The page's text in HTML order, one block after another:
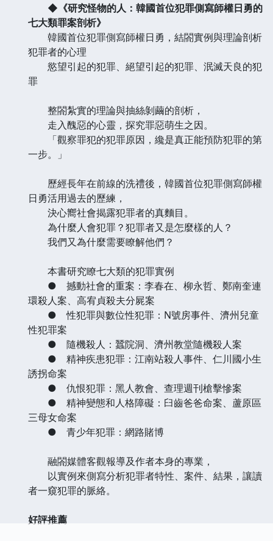
◆《研究怪物的人：韓國首位犯罪側寫師權日勇的
七大類罪案剖析》
韓國首位犯罪側寫師權日勇，結閤實例與理論剖析
犯罪者的心理
慾望引起的犯罪、絕望引起的犯罪、泯滅天良的犯
罪
整閤紮實的理論與抽絲剝繭的剖析，
走入醜惡的心靈，探究罪惡萌生之因。
「觀察罪犯的犯罪原因，纔是真正能預防犯罪的第
一步。」
歷經長年在前線的洗禮後，韓國首位犯罪側寫師權
日勇活用過去的歷練，
決心嚮社會揭露犯罪者的真麵目。
為什麼人會犯罪？犯罪者又是怎麼樣的人？
我們又為什麼需要瞭解他們？
本書研究瞭七大類的犯罪實例
● 撼動社會的重案：李春在、柳永哲、鄭南奎連
環殺人案、高宥貞殺夫分屍案
● 性犯罪與數位性犯罪：N號房事件、濟州兒童
性犯罪案
● 隨機殺人：蠶院洞、濟州教堂隨機殺人案
● 精神疾患犯罪：江南站殺人事件、仁川國小生
誘拐命案
● 仇恨犯罪：黑人教會、查理週刊槍擊慘案
● 精神變態和人格障礙：臼齒爸爸命案、蘆原區
三母女命案
● 青少年犯罪：網路賭博
融閤媒體客觀報導及作者本身的專業，
以實例來側寫分析犯罪者特性、案件、結果，讓讀
者一窺犯罪的脈絡。
好評推薦